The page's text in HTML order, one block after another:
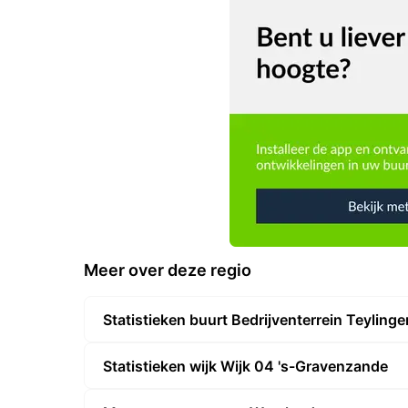
Meer over deze regio
Statistieken buurt Bedrijventerrein
Statistieken wijk Wijk 04 's-Gravenzande